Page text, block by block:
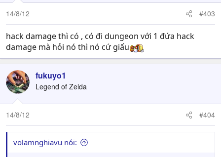
14/8/12 #403
hack damage thì có , có đi dungeon với 1 đứa hack
damage mà hỏi nó thì nó cứ giấu
fukuyo1
Legend of Zelda
14/8/12 #404
volamnghiavu nói: